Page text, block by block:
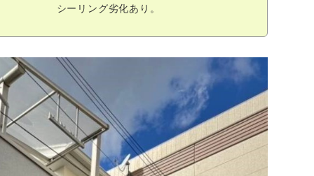
シーリング劣化あり。